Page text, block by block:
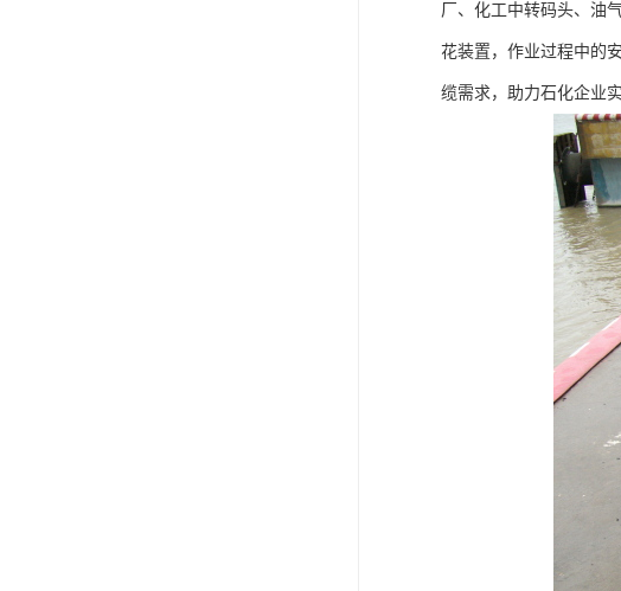
厂、化工中转码头、油
花装置，作业过程中的
缆需求，助力石化企业